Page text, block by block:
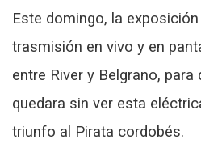
Este domingo, la
trasmisión en vivo y en
entre River y Belgrano,
quedara sin ver esta
triunfo al Pirata cordobés.